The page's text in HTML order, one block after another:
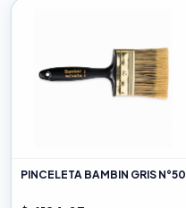
PINCELETA BAMBIN GRIS N°50